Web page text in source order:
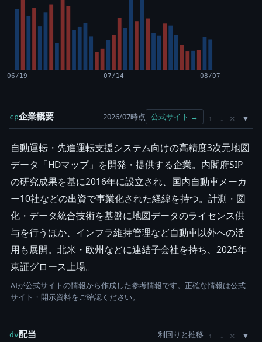
06/19 07/14 08/07
cp企業概要 2026/07時点 公式サイト → ↑ ↓ ×
自動運転・先進運転支援システム向けの高精度3次元地図
データ「HDマップ」を開発・提供する企業。内閣府SIP
の研究成果を基に2016年に設立され、国内自動車メーカ
ー10社などの出資で事業化された経緯を持つ。計測・図
化・データ統合技術を基盤に地図データのライセンス供
与を行うほか、インフラ維持管理など自動車以外への活
用も展開。北米・欧州などに連結子会社を持ち、2025年
東証グロース上場。
AIが公式サイトの情報から作成した参考情報です。正確な情報は公式
サイト・開示資料をご確認ください。
dv配当 利回りと推移 ↑ ↓ ×